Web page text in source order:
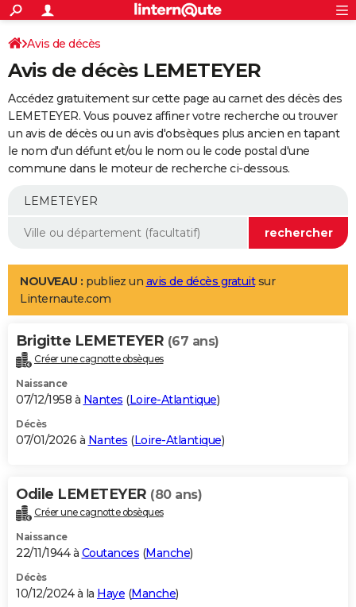
ACTUALITÉS
Politique
Société
Faits Divers
Education
Monde
Villes
+
SPORT
Coupe du monde 2026
Football
Tennis
Cyclisme
Rugby
Forum
Programme TV
TNTStreaming
Cinéma
Sorties cinéma
Musique
+FINANCE
Impôts
Immobilier
Risques naturels par ville
Banque
Assurance
Crédit
AUTO
Essais
Réserver un essai
Citadines
Berlines
SUV
Forum auto
+
Mobiles
Meilleur smartphone
Internet
Ordinateurs
Jeux vidéo
Guide high-tech
Aménagement intérieur
LIFESTYLE
Art de vivre
Bien-être
Loisirs
Mode
Modes de vie
Alimentation
Guide de la santé
Maladies
Médicaments
Sommeil
VOYAGE
Destinations
City break
Voyage nature
Voyage de noces
Forum
Climat
+PHOTO
GUIDES D'ACHAT
BONS PLANS
Carte de Noël
Carte Bonne année
Carte Saint-Valentin
Carte Pâques
Carte d'anniversaire
DICTIONNAIRE
Dictionnaire
Biographies
Citations
Expressions
Proverbes
PROGRAMME TV
S'inscrire
Se connecter
Lycées
Collèges
Primaires
Universités
Entreprises
Service militaire
Avis de recherche
AVIS DE DÉCÈS
Avis de décès
Avis de décès LEMETEYER
Accédez gratuitement sur cette page au carnet des décès des
LEMETEYER. Vous pouvez affiner votre recherche ou trouver
un avis de décès ou un avis d'obsèques plus ancien en tapant
le nom d'un défunt et/ou le nom ou le code postal d'une
commune dans le moteur de recherche ci-dessous.
NOUVEAU : publiez un avis de décès gratuitsur
Linternaute.com
Brigitte LEMETEYER (67 ans)
Créer une cagnotte obsèques
Naissance
07/12/1958 à Nantes (Loire-Atlantique)
Décès
07/01/2026 à Nantes (Loire-Atlantique)
Odile LEMETEYER (80 ans)
Créer une cagnotte obsèques
Naissance
22/11/1944 à Coutances (Manche)
Décès
10/12/2024 à la Haye (Manche)